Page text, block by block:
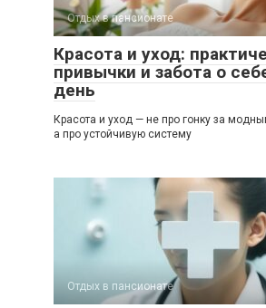
Отдых в пансионате
Красота и уход:
привычки и забота о
день
Красота и уход — не про гонку за
а про устойчивую систему
Отдых в пансионате